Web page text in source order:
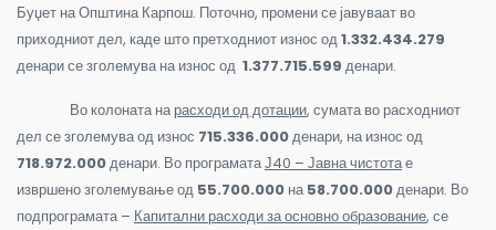
Буџет на Општина Карпош. Поточно, промени се јавуваат во
приходниот дел, каде што претходниот износ од1.332.434.279
денари се зголемува на износ од 1.377.715.599 денари.
Во колоната нарасходи од дотации, сумата во расходниот
дел се зголемува од износ 715.336.000денари, на износ од
718.972.000денари. Во програматаЈ40 – Јавна чистотае
извршено зголемување од 55.700.000 на58.700.000денари. Во
подпрограмата – Капитални расходи за основно образование, се